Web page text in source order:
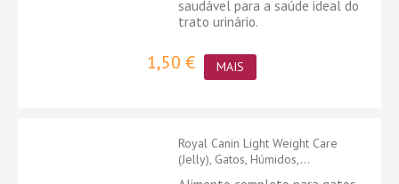
saudável para a saúde ideal do
trato urinário.
1,50 € MAIS
Royal Canin Light Weight Care
(Jelly), Gatos, Húmidos,...